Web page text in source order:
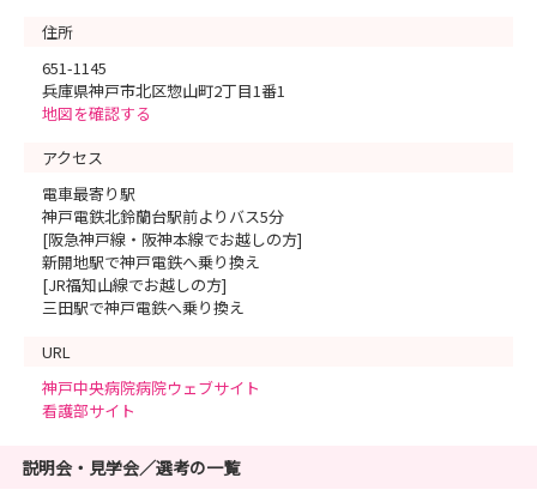
住所
651-1145
兵庫県神戸市北区惣山町2丁目1番1
地図を確認する
アクセス
電車最寄り駅
神戸電鉄北鈴蘭台駅前よりバス5分
[阪急神戸線・阪神本線でお越しの方]
新開地駅で神戸電鉄へ乗り換え
[JR福知山線でお越しの方]
三田駅で神戸電鉄へ乗り換え
URL
神戸中央病院病院ウェブサイト
看護部サイト
説明会・見学会／選考の一覧